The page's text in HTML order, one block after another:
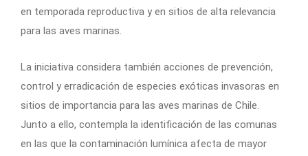
en temporada reproductiva y en sitios de alta relevancia
para las aves marinas.
La iniciativa considera también acciones de prevención,
control y erradicación de especies exóticas invasoras en
sitios de importancia para las aves marinas de Chile.
Junto a ello, contempla la identificación de las comunas
en las que la contaminación lumínica afecta de mayor